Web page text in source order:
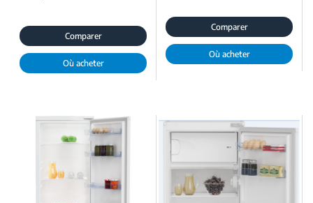
Comparer
Où acheter
Comparer
Où acheter